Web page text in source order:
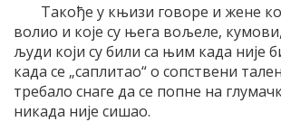
Такође у књизи говоре и жене
волио и које су њега вољеле,
људи који су били са њим када није
када се „саплитао“ о сопствени
требало снаге да се попне на
никада није сишао.